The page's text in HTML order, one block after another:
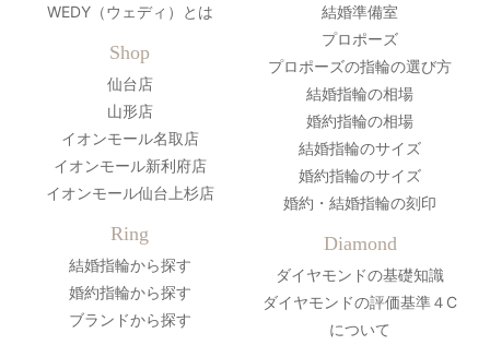
WEDY（ウェディ）とは
Shop
仙台店
山形店
イオンモール名取店
イオンモール新利府店
イオンモール仙台上杉店
Ring
結婚指輪から探す
婚約指輪から探す
ブランドから探す
結婚準備室
プロポーズ
プロポーズの指輪の選び方
結婚指輪の相場
婚約指輪の相場
結婚指輪のサイズ
婚約指輪のサイズ
婚約・結婚指輪の刻印
Diamond
ダイヤモンドの基礎知識
ダイヤモンドの評価基準４C
について